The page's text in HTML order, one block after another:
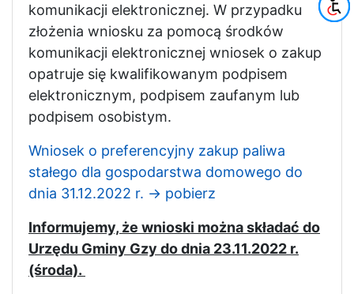
komunikacji elektronicznej. W przypadku
złożenia wniosku za pomocą środków
komunikacji elektronicznej wniosek o zakup
opatruje się kwalifikowanym podpisem
elektronicznym, podpisem zaufanym lub
podpisem osobistym.
Wniosek o preferencyjny zakup paliwa
stałego dla gospodarstwa domowego do
dnia 31.12.2022 r. -> pobierz
Informujemy, że wnioski można składać do
Urzędu Gminy Gzy do dnia 23.11.2022 r.
(środa).